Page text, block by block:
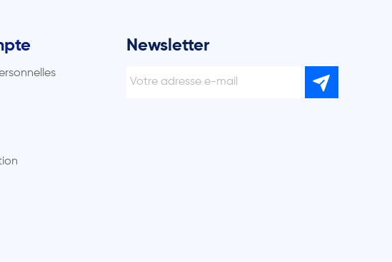
Newsletter